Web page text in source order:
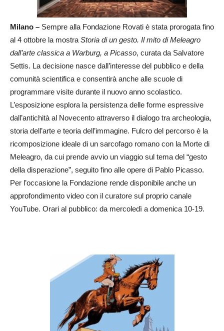
Milano – Sempre alla Fondazione Rovati è stata prorogata fino
al 4 ottobre la mostra Storia di un gesto. Il mito di Meleagro
dall’arte classica a Warburg, a Picasso, curata da Salvatore
Settis. La decisione nasce dall’interesse del pubblico e della
comunità scientifica e consentirà anche alle scuole di
programmare visite durante il nuovo anno scolastico.
L’esposizione esplora la persistenza delle forme espressive
dall’antichità al Novecento attraverso il dialogo tra archeologia,
storia dell’arte e teoria dell’immagine. Fulcro del percorso è la
ricomposizione ideale di un sarcofago romano con la Morte di
Meleagro, da cui prende avvio un viaggio sul tema del “gesto
della disperazione”, seguito fino alle opere di Pablo Picasso.
Per l’occasione la Fondazione rende disponibile anche un
approfondimento video con il curatore sul proprio canale
YouTube. Orari al pubblico: da mercoledì a domenica 10-19.